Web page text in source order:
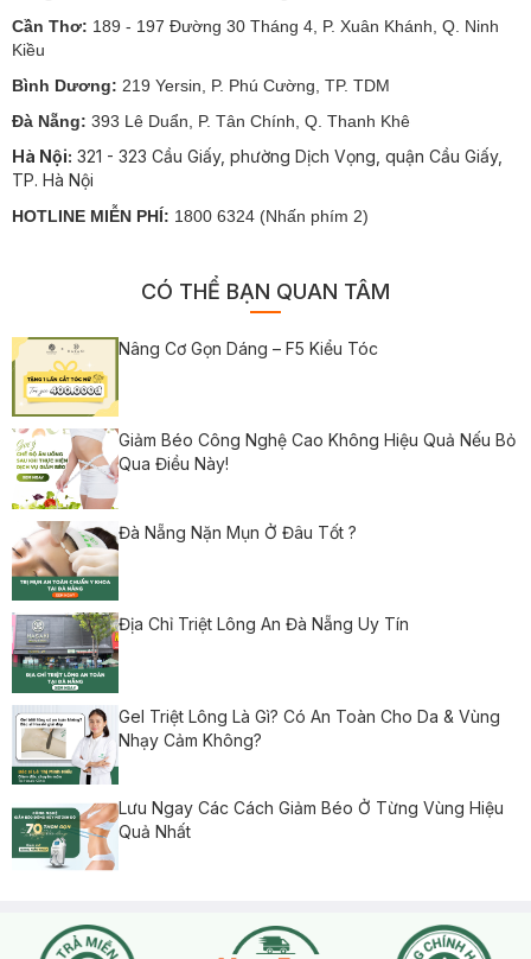
Cần Thơ: 189 - 197 Đường 30 Tháng 4, P. Xuân Khánh, Q. Ninh
Kiều
Bình Dương: 219 Yersin, P. Phú Cường, TP. TDM
Đà Nẵng: 393 Lê Duẩn, P. Tân Chính, Q. Thanh Khê
Hà Nội: 321 - 323 Cầu Giấy, phường Dịch Vọng, quận Cầu Giấy,
TP. Hà Nội
HOTLINE MIỄN PHÍ: 1800 6324 (Nhấn phím 2)
CÓ THỂ BẠN QUAN TÂM
Nâng Cơ Gọn Dáng – F5 Kiểu Tóc
Giảm Béo Công Nghệ Cao Không Hiệu Quả Nếu Bỏ
Qua Điều Này!
Đà Nẵng Nặn Mụn Ở Đâu Tốt ?
Địa Chỉ Triệt Lông An Đà Nẵng Uy Tín
Gel Triệt Lông Là Gì? Có An Toàn Cho Da & Vùng
Nhạy Cảm Không?
Lưu Ngay Các Cách Giảm Béo Ở Từng Vùng Hiệu
Quả Nhất